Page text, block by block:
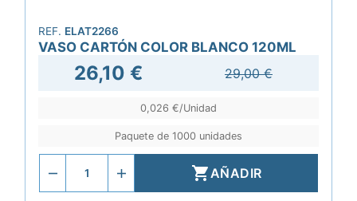
REF. ELAT2266
VASO CARTÓN COLOR BLANCO 120ML
26,10 € 29,00 €
0,026 €/Unidad
Paquete de 1000 unidades
AÑADIR